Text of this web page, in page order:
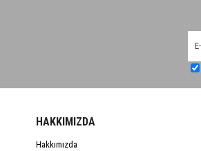
HAKKIMIZDA
Hakkımızda